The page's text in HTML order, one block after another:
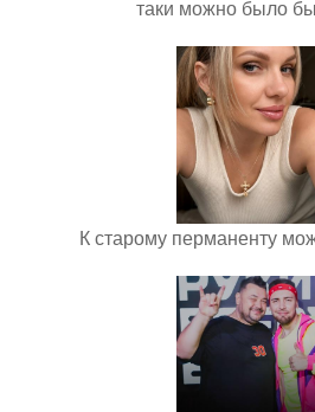
таки можно было
К старому перманенту